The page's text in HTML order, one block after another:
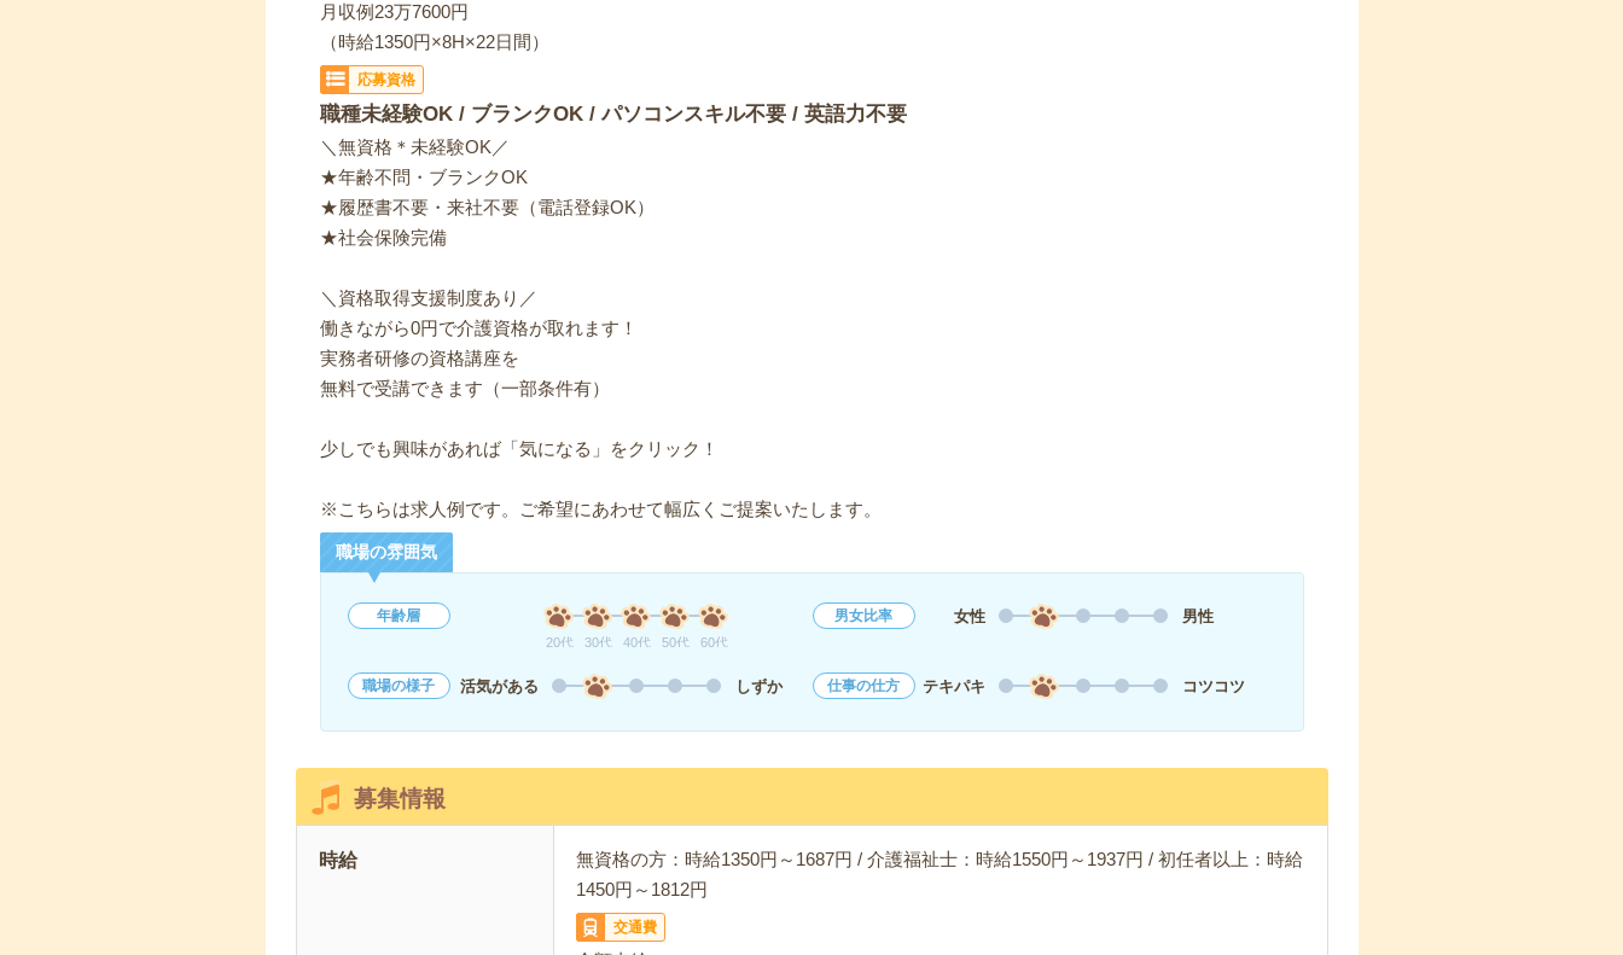
月収例23万7600円
（時給1350円×8H×22日間）
応募資格
職種未経験OK / ブランクOK / パソコンスキル不要 / 英語力不要
＼無資格＊未経験OK／
★年齢不問・ブランクOK
★履歴書不要・来社不要（電話登録OK）
★社会保険完備
＼資格取得支援制度あり／
働きながら0円で介護資格が取れます！
実務者研修の資格講座を
無料で受講できます（一部条件有）
少しでも興味があれば「気になる」をクリック！
※こちらは求人例です。ご希望にあわせて幅広くご提案いたします。
職場の雰囲気
年齢層
20代 30代 40代 50代 60代
男女比率 女性 男性
職場の様子 活気がある しずか 仕事の仕方 テキパキ コツコツ
募集情報
時給
無資格の方：時給1350円～1687円 / 介護福祉士：時給1550円～1937円 / 初任者以上：時給
1450円～1812円
交通費